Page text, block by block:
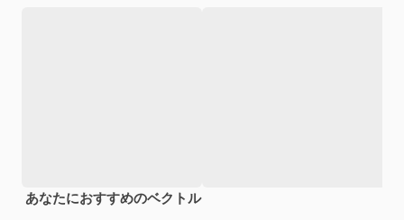
あなたにおすすめのベクトル